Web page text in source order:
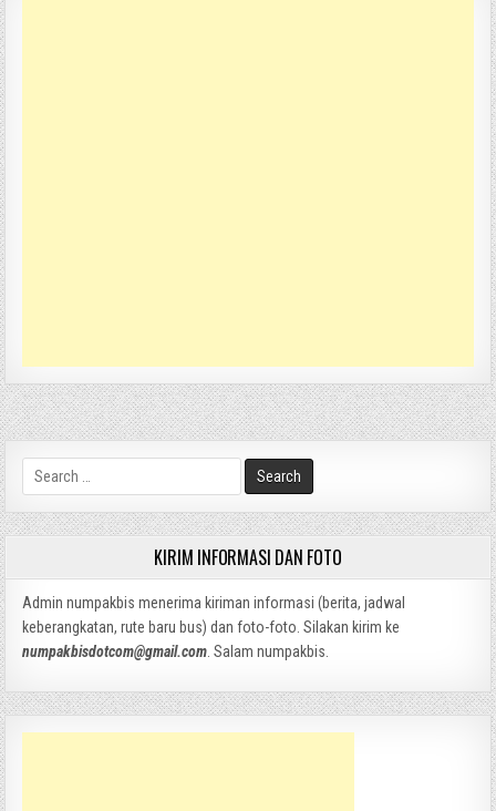
Search
for:
KIRIM INFORMASI DAN FOTO
Admin numpakbis menerima kiriman informasi (berita, jadwal
keberangkatan, rute baru bus) dan foto-foto. Silakan kirim ke
numpakbisdotcom@gmail.com. Salam numpakbis.